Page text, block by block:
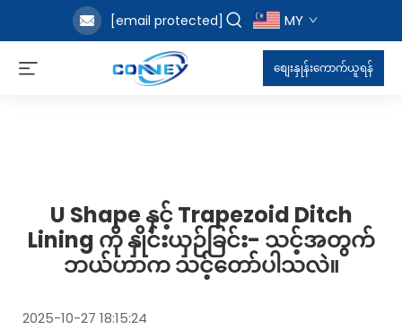
[email protected] MY
စျေးနှုန်းကောက်ယူရန်
U Shape နှင့် Trapezoid Ditch
Lining ကို နှိုင်းယှဉ်ခြင်း- သင့်အတွက်
ဘယ်ဟာက သင့်တော်ပါသလဲ။
2025-10-27 18:15:24